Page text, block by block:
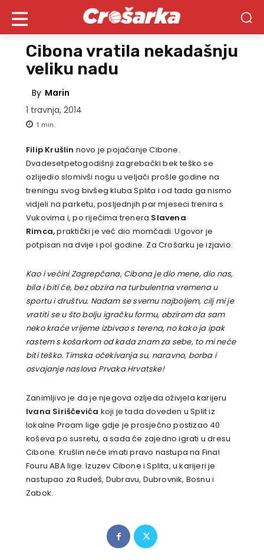
Cibona vratila nekadašnju
veliku nadu
By Marin
1 travnja, 2014
1 min.
Filip Krušlin novo je pojačanje Cibone.
Dvadesetpetogodišnji zagrebački bek teško se
ozlijedio slomivši nogu u veljači prošle godine na
treningu svog bivšeg kluba Splita i od tada ga nismo
vidjeli na parketu, posljednjih par mjeseci trenira s
Vukovima i, po riječima trenera Slavena
Rimca,praktički je već dio momčadi. Ugovor je
potpisan na dvije i pol godine. Za Crošarku je izjavio:
Kao i većini Zagrepčana, Cibona je dio mene, dio nas,
bila i biti će, bez obzira na turbulentna vremena u
sportu i društvu. Nadam se svemu najboljem, cilj mi je
vratiti se u što bolju igračku formu, obzirom da sam
neko kraće vrijeme izbivao s terena, no kako ja ipak
rastem s košarkom od kada znam za sebe, to mi neće
biti teško. Timska očekivanja su, naravno, borba i
osvajanje naslova Prvaka Hrvatske!
Zanimljivo je da je njegova ozljeda oživjela karijeru
Ivana Siriščevića koji je tada doveden u Split iz
lokalne Proam lige gdje je prosječno postizao 40
koševa po susretu, a sada će zajedno igrati u dresu
Cibone. Krušlin neće imati pravo nastupa na Final
Fouru ABA lige. Izuzev Cibone i Splita, u karijeri je
nastupao za Rudeš, Dubravu, Dubrovnik, Bosnu i
Zabok.